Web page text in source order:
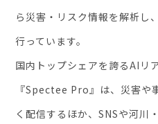
ら災害・リスク情報を解析し
行っています。
国内トップシェアを誇るAIリ
『Spectee Pro』は、災害や
く配信するほか、SNSや河川